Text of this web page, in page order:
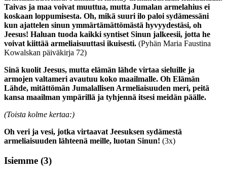
Taivas ja maa voivat muuttua, mutta Jumalan armelahius ei
koskaan loppumisesta. Oh, mikä suuri ilo paloi sydämessäni
kun ajattelen sinun ymmärtämättömästä hyvyydestäsi, oh
Jeesus! Haluan tuoda kaikki syntiset Sinun jalkeesii, jotta he
voivat kiittää armeliaisuuttasi ikuisesti. (Pyhän Maria Faustina
Kowalskan päiväkirja 72)
Sinä kuolit Jeesus, mutta elämän lähde virtaa sieluille ja
armojen valtameri avautuu koko maailmalle. Oh Elämän
Lähde, mitättömän Jumalallisen Armeliaisuuden meri, peitä
kansa maailman ympärillä ja tyhjennä itsesi meidän päälle.
(Toista kolme kertaa:)
Oh veri ja vesi, jotka virtaavat Jeesuksen sydämestä
armeliaisuuden lähteenä meille, luotan Sinun! (3x)
Isiemme (3)